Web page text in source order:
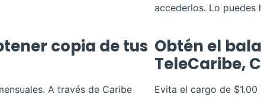
accederlos. Lo puedes
copia de tus
A través de Caribe
Obtén el
TeleCaribe,
Evita el cargo de